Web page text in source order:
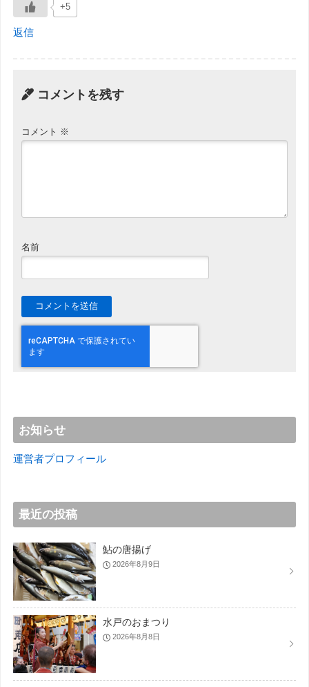
+5
返信
コメントを残す
コメント ※
名前
お知らせ
運営者プロフィール
最近の投稿
鮎の唐揚げ
2026年8月9日
水戸のおまつり
2026年8月8日